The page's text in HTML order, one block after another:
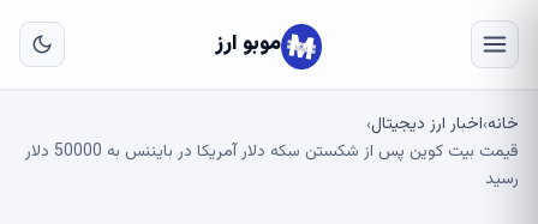
موبو ارز
خانه›اخبار ارز دیجیتال›
قیمت بیت کوین پس از شکستن سکه دلار آمریکا در بایننس به 50000 دلار
رسید